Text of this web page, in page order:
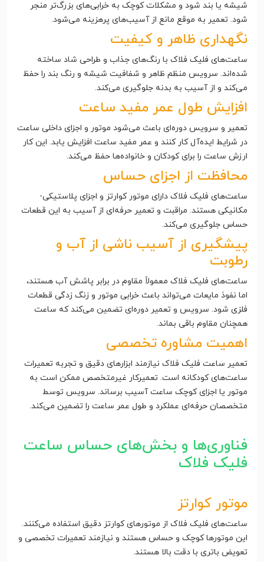
شیشه یا بند شود و مشکلات کوچک به خرابی‌های بزرگ‌تر منجر
شود. تعمیر به موقع مانع از آسیب‌های پرهزینه می‌شود.
نگهداری ظاهر و کیفیت
ساعت‌های فلیک فلاک با رنگ‌های جذاب و طراحی شاد ساخته
شده‌اند. سرویس منظم ظاهر و شفافیت شیشه و رنگ بند را حفظ
می‌کند و از آسیب به بدنه جلوگیری می‌کند.
افزایش طول عمر مفید ساعت
تعمیر و سرویس دوره‌ای باعث می‌شود موتور و اجزای داخلی ساعت
در شرایط ایده‌آل کار کنند و عمر مفید ساعت افزایش یابد. این کار
ارزش ساعت را برای کودکان و خانواده‌ها حفظ می‌کند.
محافظت از اجزای حساس
ساعت‌های فلیک فلاک دارای موتور کوارتز و اجزای پلاستیکی-
مکانیکی هستند. مراقبت و تعمیر حرفه‌ای از آسیب به این قطعات
حساس جلوگیری می‌کند.
پیشگیری از آسیب ناشی از آب و
رطوبت
ساعت‌های فلیک فلاک معمولاً مقاوم در برابر پاشش آب هستند،
اما نفوذ مایعات می‌تواند باعث خرابی موتور و زنگ زدگی قطعات
فلزی شود. سرویس و تعمیر دوره‌ای تضمین می‌کند که ساعت
همچنان مقاوم باقی بماند.
اهمیت مشاوره تخصصی
تعمیر ساعت فلیک فلاک نیازمند ابزارهای دقیق و تجربه تعمیرات
ساعت‌های کودکانه است. تعمیرکار غیرمتخصص ممکن است به
موتور یا اجزای کوچک ساعت آسیب برساند. سرویس توسط
متخصصان حرفه‌ای عملکرد و طول عمر ساعت را تضمین می‌کند.
فناوری‌ها و بخش‌های حساس ساعت
فلیک فلاک
موتور کوارتز
ساعت‌های فلیک فلاک از موتورهای کوارتز دقیق استفاده می‌کنند.
این موتورها کوچک و حساس هستند و نیازمند تعمیرات تخصصی و
تعویض باتری با دقت بالا هستند.